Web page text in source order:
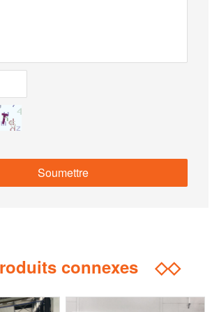
connexes ◇◇